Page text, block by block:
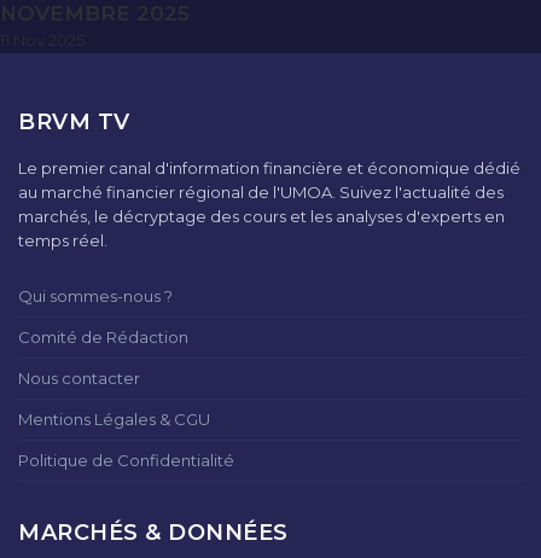
NOVEMBRE 2025
BRVM TV
Le premier canal d'information financière et économique dédié
au marché financier régional de l'UMOA. Suivez l'actualité des
marchés, le décryptage des cours et les analyses d'experts en
temps réel.
Qui sommes-nous ?
Comité de Rédaction
Nous contacter
Mentions Légales & CGU
Politique de Confidentialité
MARCHÉS & DONNÉES